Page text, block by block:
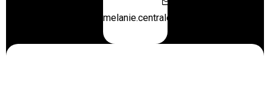
melanie.centraloffice@orange.fr